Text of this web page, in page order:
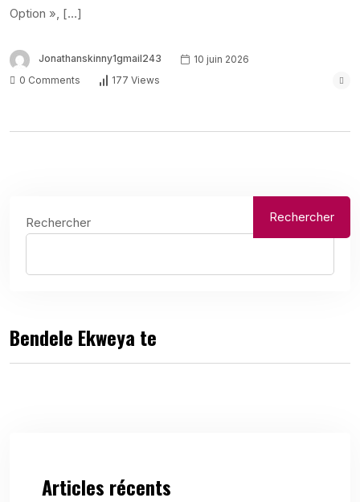
Option », […]
Jonathanskinny1gmail243
10 juin 2026
0 Comments
177 Views
Rechercher Rechercher
Bendele Ekweya te
Articles récents